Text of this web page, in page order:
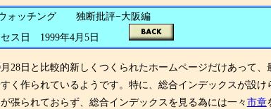
ウォッチング 独断批評−大阪編
ス日 1999年4月5日
28日と比較的新しくつくられたホームページだけあって
作られているようです。特に、総合インデックスが設
張られておらず、総合インデックスを見る為には一々市章